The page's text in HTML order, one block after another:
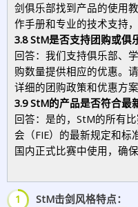
剑俱乐部找到产品的使用
作手册和专业的技术支持
3.8 StM是否支持团购或俱
回答：我们支持俱乐部、
购数量提供相应的优惠。
详细的团购政策和优惠方案
3.9 StM的产品是否符合最
回答：是的，StM的所有
会（FIE）的最新规定和标
国内正式比赛中使用，确
1
StM击剑风格特点：